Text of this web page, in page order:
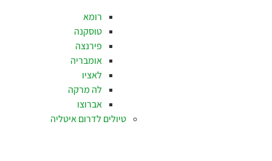
רומא
טוסקנה
פירנצה
אומבריה
לאציו
לה מרקה
אברוצו
טיולים לדרום איטליה